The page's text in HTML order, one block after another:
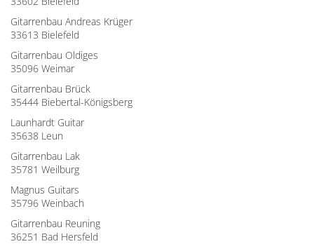
Gitarrenbau Andreas Krüger
33613 Bielefeld
Gitarrenbau Oldiges
35096 Weimar
Gitarrenbau Brück
35444 Biebertal-Königsberg
Launhardt Guitar
35638 Leun
Gitarrenbau Lak
35781 Weilburg
Magnus Guitars
35796 Weinbach
Gitarrenbau Reuning
36251 Bad Hersfeld